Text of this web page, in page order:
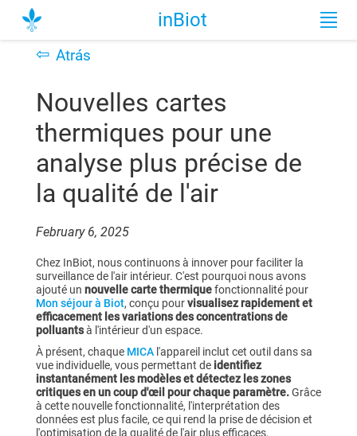
inBiot
⇦ Atrás
Nouvelles cartes
thermiques pour une
analyse plus précise de
la qualité de l'air
February 6, 2025
Chez InBiot, nous continuons à innover pour faciliter la
surveillance de l'air intérieur. C'est pourquoi nous avons
ajouté un nouvelle carte thermiquefonctionnalité pour
Mon séjour à Biot, conçu pourvisualisez rapidement et
efficacement les variations des concentrations de
polluantsà l'intérieur d'un espace.
À présent, chaque MICA l'appareil inclut cet outil dans sa
vue individuelle, vous permettant de identifiez
instantanément les modèles et détectez les zones
critiques en un coup d'œil pour chaque paramètre.Grâce
à cette nouvelle fonctionnalité, l'interprétation des
données est plus facile, ce qui rend la prise de décision et
l'optimisation de la qualité de l'air plus efficaces.